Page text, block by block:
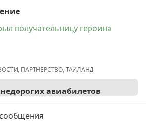
получательницу героина
, ПАРТНЕРСТВО,ТАИЛАНД
авиабилетов